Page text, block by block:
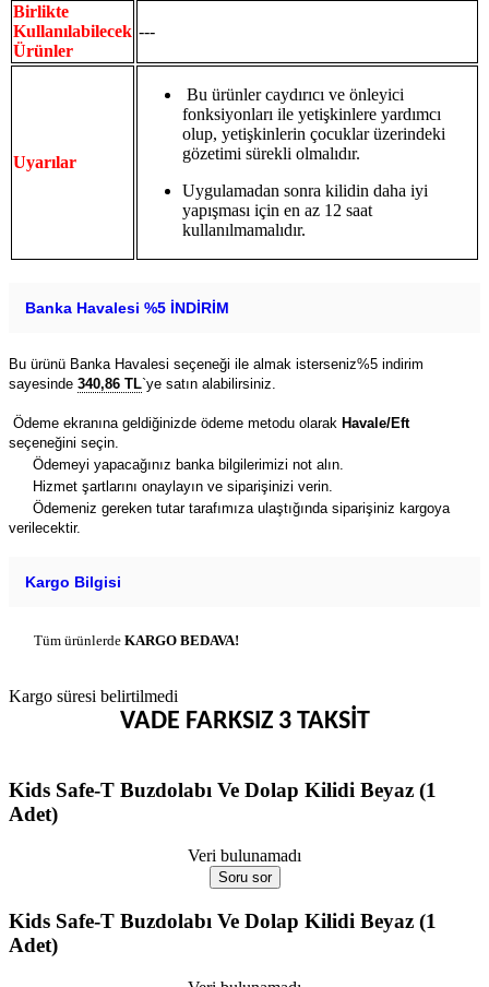
Birlikte
Kullanılabilecek
Ürünler
---
Uyarılar
Bu ürünler caydırıcı ve önleyici
fonksiyonları ile yetişkinlere yardımcı
olup, yetişkinlerin çocuklar üzerindeki
gözetimi sürekli olmalıdır.
Uygulamadan sonra kilidin daha iyi
yapışması için en az 12 saat
kullanılmamalıdır.
Banka Havalesi %5 İNDİRİM
Bu ürünü Banka Havalesi seçeneği ile almak isterseniz%5 indirim
sayesinde 340,86 TL`ye satın alabilirsiniz.
Ödeme ekranına geldiğinizde ödeme metodu olarak Havale/Eft
seçeneğini seçin.
Ödemeyi yapacağınız banka bilgilerimizi not alın.
Hizmet şartlarını onaylayın ve siparişinizi verin.
Ödemeniz gereken tutar tarafımıza ulaştığında siparişiniz kargoya
verilecektir.
Kargo Bilgisi
Tüm ürünlerde KARGO BEDAVA!
Kargo süresi belirtilmedi
VADE FARKSIZ 3 TAKSİT
Kids Safe-T Buzdolabı Ve Dolap Kilidi Beyaz (1
Adet)
Veri bulunamadı
Soru sor
Kids Safe-T Buzdolabı Ve Dolap Kilidi Beyaz (1
Adet)